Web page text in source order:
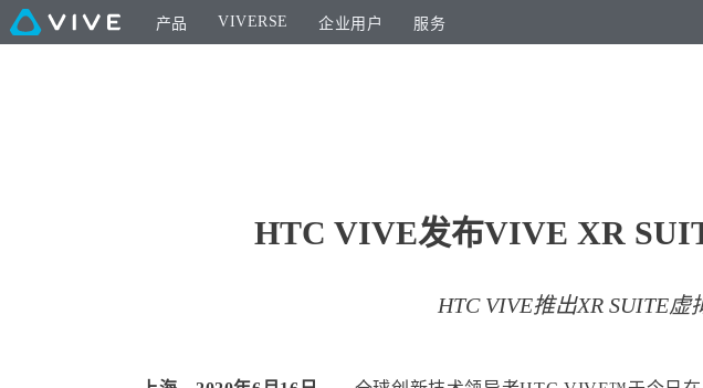
产品 VIVERSE 企业用户 服务
HTC VIVE发布VIVE XR
HTC VIVE推出XR SUITE